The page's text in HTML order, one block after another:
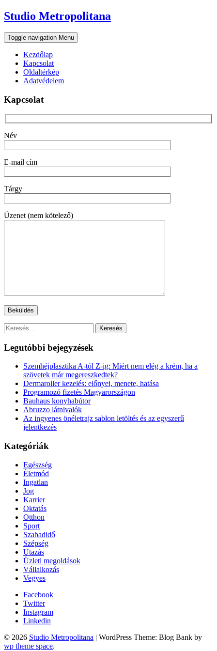
Skip
to
content
Studio Metropolitana
Toggle navigation Menu
Kezdőlap
Kapcsolat
Oldaltérkép
Adatvédelem
Kapcsolat
Név
E-mail cím
Tárgy
Üzenet (nem kötelező)
Keresés:
Legutóbbi bejegyzések
Szemhéjplasztika A-tól Z-ig: Miért nem elég a krém, ha a
szövetek már megereszkedtek?
Dermaroller kezelés: előnyei, menete, hatása
Programozó fizetés Magyarországon
Bauhaus konyhabútor
Abruzzo látnivalók
Az ingyenes önéletrajz sablon letöltés és az egyszerű
jelentkezés
Kategóriák
Egészség
Életmód
Ingatlan
Jog
Karrier
Oktatás
Otthon
Sport
Szabadidő
Szépség
Utazás
Üzleti megoldások
Vállalkozás
Vegyes
Facebook
Twitter
Instagram
Linkedin
© 2026 Studio Metropolitana | WordPress Theme: Blog Bank by
wp theme space.